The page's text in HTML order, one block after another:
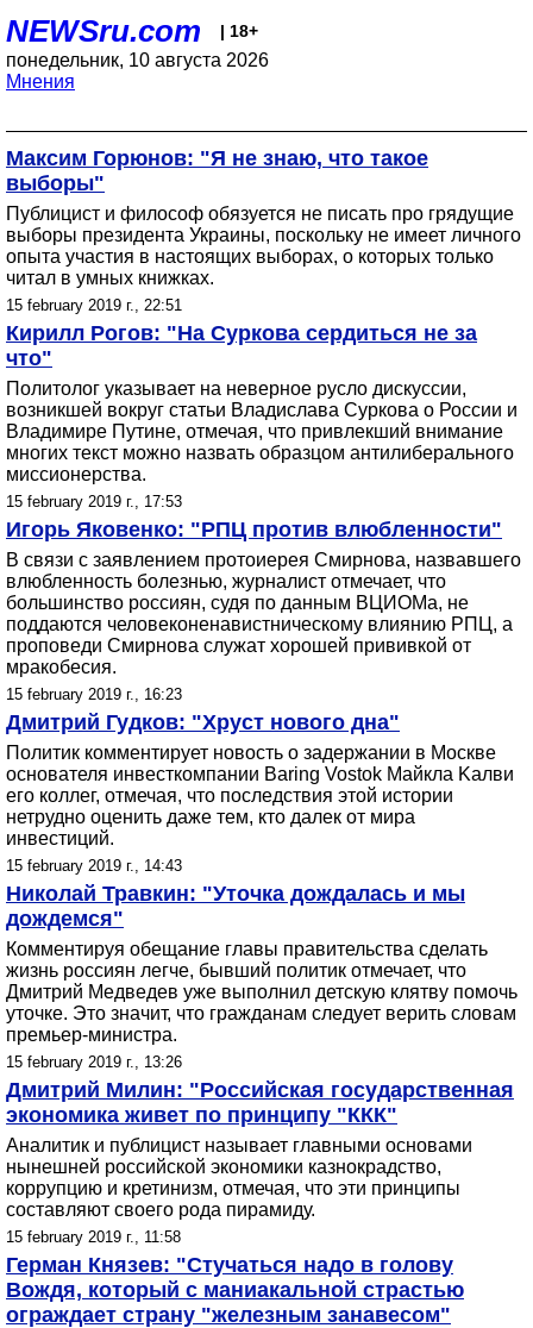
NEWSru.com | 18+
понедельник, 10 августа 2026
Мнения
Максим Горюнов: "Я не знаю, что такое
выборы"
Публицист и философ обязуется не писать про грядущие
выборы президента Украины, поскольку не имеет личного
опыта участия в настоящих выборах, о которых только
читал в умных книжках.
15 february 2019 г., 22:51
Кирилл Рогов: "На Суркова сердиться не за
что"
Политолог указывает на неверное русло дискуссии,
возникшей вокруг статьи Владислава Суркова о России и
Владимире Путине, отмечая, что привлекший внимание
многих текст можно назвать образцом антилиберального
миссионерства.
15 february 2019 г., 17:53
Игорь Яковенко: "РПЦ против влюбленности"
В связи с заявлением протоиерея Смирнова, назвавшего
влюбленность болезнью, журналист отмечает, что
большинство россиян, судя по данным ВЦИОМа, не
поддаются человеконенавистническому влиянию РПЦ, а
проповеди Смирнова служат хорошей прививкой от
мракобесия.
15 february 2019 г., 16:23
Дмитрий Гудков: "Хруст нового дна"
Политик комментирует новость о задержании в Москве
основателя инвесткомпании Baring Vostok Майкла Kалви
его коллег, отмечая, что последствия этой истории
нетрудно оценить даже тем, кто далек от мира
инвестиций.
15 february 2019 г., 14:43
Николай Травкин: "Уточка дождалась и мы
дождемся"
Комментируя обещание главы правительства сделать
жизнь россиян легче, бывший политик отмечает, что
Дмитрий Медведев уже выполнил детскую клятву помочь
уточке. Это значит, что гражданам следует верить словам
премьер-министра.
15 february 2019 г., 13:26
Дмитрий Милин: "Российская государственная
экономика живет по принципу "ККК"
Аналитик и публицист называет главными основами
нынешней российской экономики казнокрадство,
коррупцию и кретинизм, отмечая, что эти принципы
составляют своего рода пирамиду.
15 february 2019 г., 11:58
Герман Князев: "Стучаться надо в голову
Вождя, который с маниакальной страстью
ограждает страну "железным занавесом"